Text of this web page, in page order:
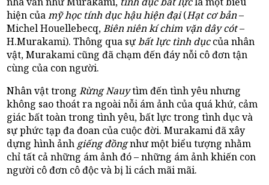
hiện củamỹ học tính dục hậu hiện đại(Hạt cơ bản–
Michel Houellebecq,Biên niên kí chim vặn dây cót–
H.Murakami). Thông qua sựbất lực tình dụccủa nhân
vật, Murakami cũng đã chạm đến đáy nỗi cô đơn tận
cùng của con người.
Nhân vật trong Rừng Nauytìm đến tình yêu nhưng
không sao thoát ra ngoài nỗi ám ảnh của quá khứ, cảm
giác bất toàn trong tình yêu, bất lực trong tình dục và
sự phức tạp đa đoan của cuộc đời. Murakami đã xây
dựng hình ảnh giếng đồngnhư một biểu tượng nhằm
chỉ tất cả những ám ảnh đó – những ám ảnh khiến con
người cô đơn cô độc và bị li cách mãi mãi.